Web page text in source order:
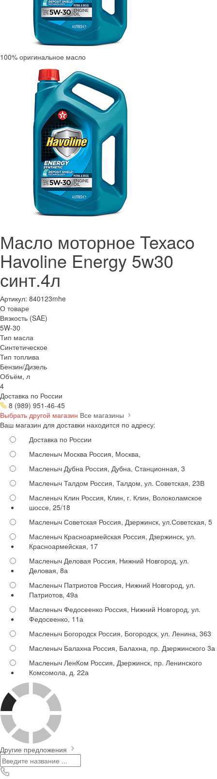
100% оригинальное масло
Масло моторное Texaco
Havoline Energy 5w30
синт.4л
Артикул: 840123mhe
О товаре
Вязкость (SAE)
5W-30
Тип масла
Синтетическое
Тип топлива
Бензин/Дизель
Объём, л
4
Доставка по России
8 (989) 951-46-45
Выбрать другой магазин Все магазины
Ваш магазин для доставки находится по адресу:
Доставка по России
Масленыч Москва Россия, Москва,
Масленыч Дубна Россия, Дубна, Станционная, 3
Масленыч Талдом Россия, Талдом, ул. Советская, 23В
Масленыч Клин Россия, Клин, г. Клин, Волоколамское
шоссе, 25/18
Масленыч Советская Россия, Дзержинск, ул.Советская, 5
Масленыч Красноармейская Россия, Дзержинск, ул.
Красноармейская, 17
Масленыч Деловая Россия, Нижний Новгород, ул.
Деловая, 8а
Масленыч Патриотов Россия, Нижний Новгород, ул.
Патриотов, 49а
Масленыч Федосеенко Россия, Нижний Новгород, ул.
Федосеенко, 11а
Масленыч Богородск Россия, Богородск, ул. Ленина, 363
Масленыч Балахна Россия, Балахна, пр. Дзержинского 3а
Масленыч ЛенКом Россия, Дзержинск, пр. Ленинского
Комсомола, д. 22а
Другие предложения